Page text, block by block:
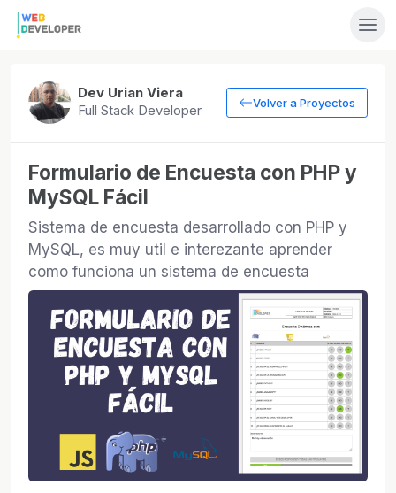
Dev Urian Viera
Full Stack Developer
Volver a Proyectos
Formulario de Encuesta con PHP y
MySQL Fácil
Sistema de encuesta desarrollado con PHP y
MySQL, es muy util e interezante aprender
como funciona un sistema de encuesta